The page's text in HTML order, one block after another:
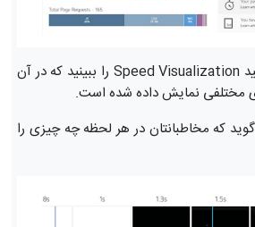
در بالای این تب می‌توانید Speed Visualization را ببینید که در آن
مختلفی نمایش داده شده است.
که مخاطبانتان در هر لحظه چه چیزی را